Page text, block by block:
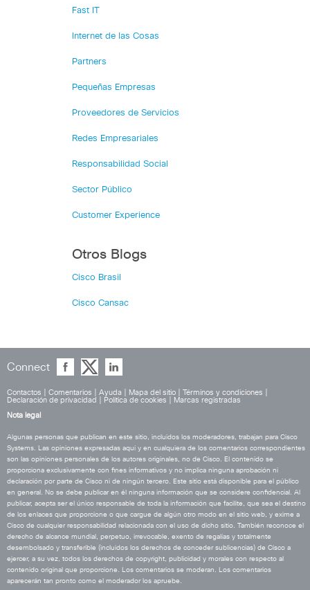
Fast IT
Internet de las Cosas
Partners
Pequeñas Empresas
Proveedores de Servicios
Redes Empresariales
Responsabilidad Social
Sector Público
Customer Experience
Otros Blogs
Cisco Brasil
Cisco Cansac
Connect
Contactos Comentarios Ayuda Mapa del sitio Términos y condiciones
Declaración de privacidad
Política de cookies
Marcas registradas
Nota legal
Algunas personas que publican en este sitio, incluidos los moderadores, trabajan para Cisco
Systems. Las opiniones expresadas aquí y en cualquiera de los comentarios correspondientes
son las opiniones personales de los autores originales, no de Cisco. El contenido se
proporciona exclusivamente con fines informativos y no implica ninguna aprobación ni
declaración por parte de Cisco ni de ningún tercero. Este sitio está disponible para el público
en general. No se debe publicar en él ninguna información que se considere confidencial. Al
publicar, acepta ser el único responsable de toda la información que facilite, que sea el destino
de los enlaces que proporcione o que cargue de algún otro modo en el sitio web, y exime a
Cisco de cualquier responsabilidad relacionada con el uso de dicho sitio. También reconoce el
derecho de alcance mundial, perpetuo, irrevocable, exento de regalías y totalmente
desembolsado y transferible (incluidos los derechos de conceder sublicencias) de Cisco a
ejercer, a su vez, todos los derechos de copyright, publicidad y morales con respecto al
contenido original que proporcione. Los comentarios se moderan. Los comentarios
aparecerán tan pronto como el moderador los apruebe.